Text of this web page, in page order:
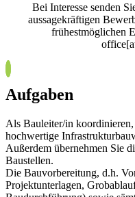
Bei Interesse senden
aussagekräftigen
frühestmöglichen
Aufgaben
Als Bauleiter/in
hochwertige
Außerdem übernehmen Sie
Baustellen.
Die Bauvorbereitung, d.h.
Projektunterlagen,